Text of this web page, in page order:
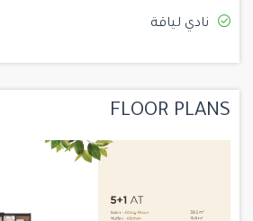
نادي لياقة
FLOOR PLANS